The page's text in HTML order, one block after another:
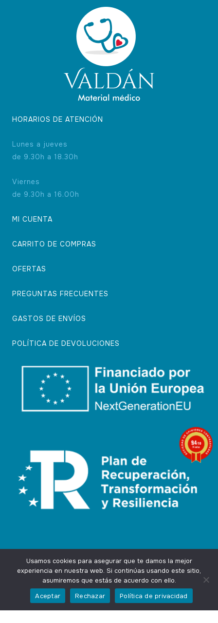
HORARIOS DE ATENCIÓN
Lunes a jueves
de 9.30h a 18.30h
Viernes
de 9.30h a 16.00h
MI CUENTA
CARRITO DE COMPRAS
OFERTAS
PREGUNTAS FRECUENTES
GASTOS DE ENVÍOS
POLÍTICA DE DEVOLUCIONES
Design byAgencia Marketing OnlineIngenium.Marketing
Privacidad
Usamos cookies para asegurar que te damos la mejor
experiencia en nuestra web. Si continúas usando este sitio,
asumiremos que estás de acuerdo con ello.
Aceptar
Rechazar Política de privacidad
9.4/10
74 notas